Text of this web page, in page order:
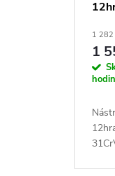
1 282
1
hodin